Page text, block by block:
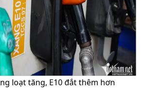
loạt tăng, E10 đắt thêm hơn